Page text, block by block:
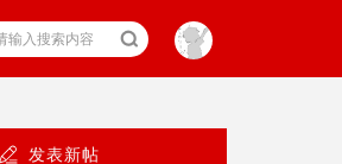
发表新帖